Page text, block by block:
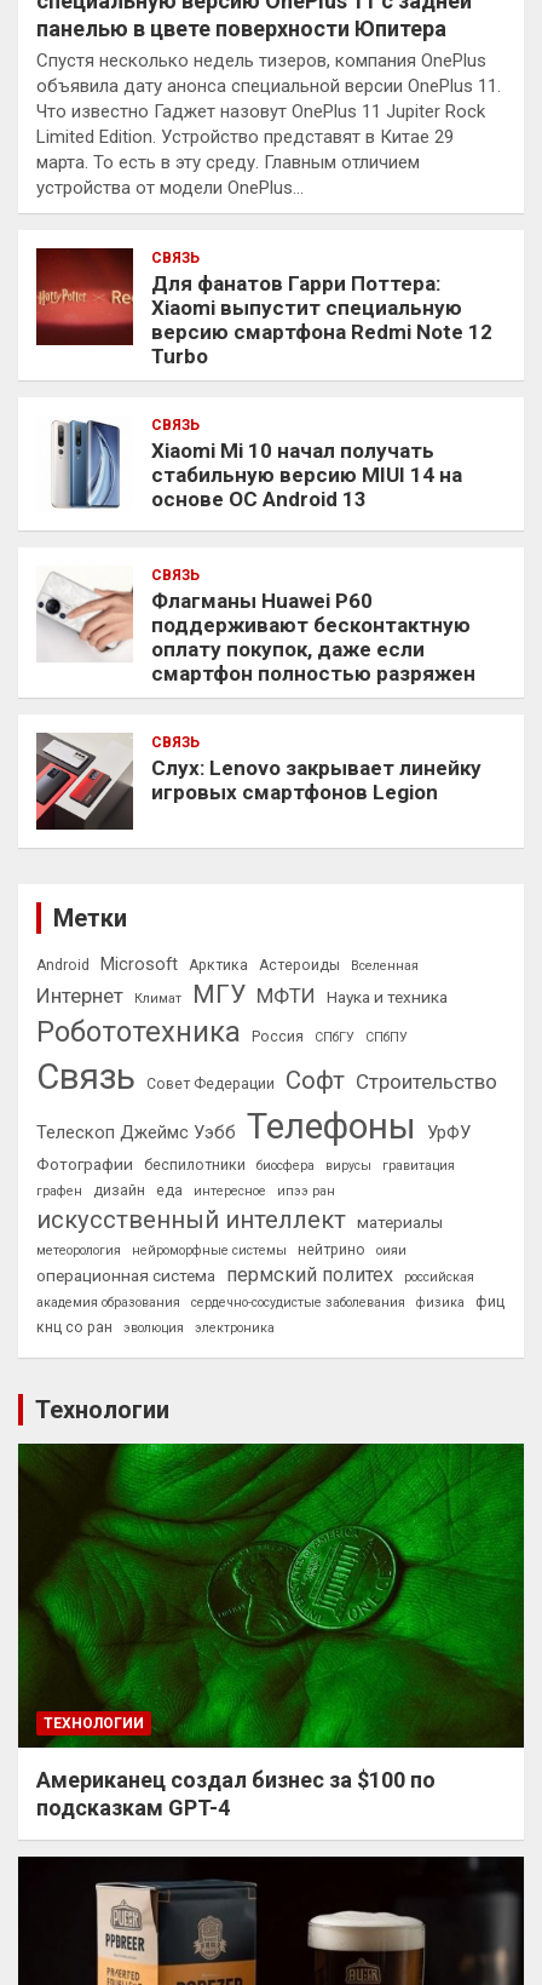
панелью в цвете поверхности Юпитера
Спустя несколько недель тизеров, компания OnePlus
объявила дату анонса специальной версии OnePlus 11.
Что известно Гаджет назовут OnePlus 11 Jupiter Rock
Limited Edition. Устройство представят в Китае 29
марта. То есть в эту среду. Главным отличием
устройства от модели OnePlus…
СВЯЗЬ
Для фанатов Гарри Поттера:
Xiaomi выпустит специальную
версию смартфона Redmi Note 12
Turbo
СВЯЗЬ
Xiaomi Mi 10 начал получать
стабильную версию MIUI 14 на
основе ОС Android 13
СВЯЗЬ
Флагманы Huawei P60
поддерживают бесконтактную
оплату покупок, даже если
смартфон полностью разряжен
СВЯЗЬ
Слух: Lenovo закрывает линейку
игровых смартфонов Legion
Метки
Android Microsoft Арктика Астероиды Вселенная
Интернет Климат МГУ МФТИ Наука и техника
Робототехника Россия СПбГУ СПбПУ
Связь Совет Федерации Софт Строительство
Телескоп Джеймс Уэбб Телефоны УрФУ
Фотографии беспилотники биосфера вирусы
гравитация
графен
дизайн еда интересное ипээ ран
искусственный интеллект материалы
метеорология нейроморфные системы нейтрино оияи
операционная система пермский политех
российская
академия образования
сердечно-сосудистые заболевания физика
фиц
кнц со ран
эволюция электроника
Технологии
ТЕХНОЛОГИИ
Американец создал бизнес за $100 по
подсказкам GPT-4